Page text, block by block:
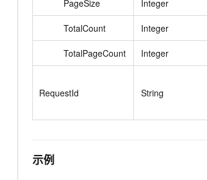
PageSize Integer
TotalCount Integer
TotalPageCount Integer
RequestId String
示例